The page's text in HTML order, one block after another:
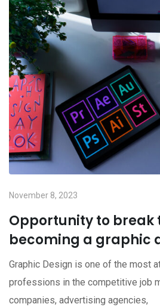
November 8, 2023
Opportunity to break
becoming a graphic
Graphic Design is one of the most
professions in the competitive job
companies, advertising agencies,